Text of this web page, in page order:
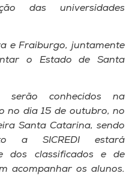
das universidades
e Fraiburgo, juntamente
o Estado de Santa
serão conhecidos na
no dia 15 de outubro, no
Santa Catarina, sendo
a SICREDI estará
dos classificados e de
acompanhar os alunos.